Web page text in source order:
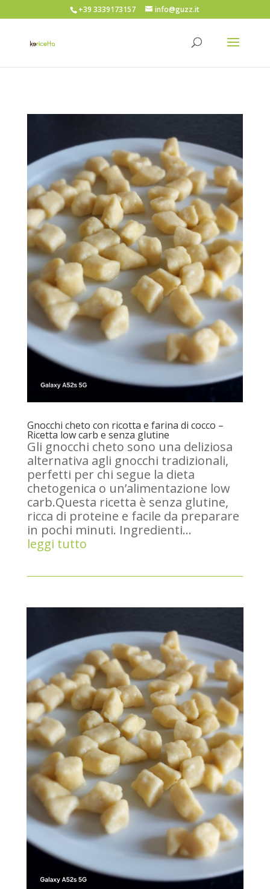
+39 3339173157 info@guzz.it
Gnocchi cheto con ricotta e farina di cocco –
Ricetta low carb e senza glutine
Gli gnocchi cheto sono una deliziosa
alternativa agli gnocchi tradizionali,
perfetti per chi segue la dieta
chetogenica o un’alimentazione low
carb.Questa ricetta è senza glutine,
ricca di proteine e facile da preparare
in pochi minuti. Ingredienti...
leggi tutto